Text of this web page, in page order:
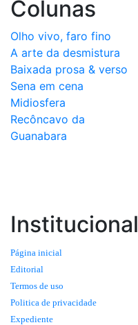
Colunas
Olho vivo, faro fino
A arte da desmistura
Baixada prosa & verso
Sena em cena
Midiosfera
Recôncavo da
Guanabara
Institucional
Página inicial
Editorial
Termos de uso
Politica de privacidade
Expediente